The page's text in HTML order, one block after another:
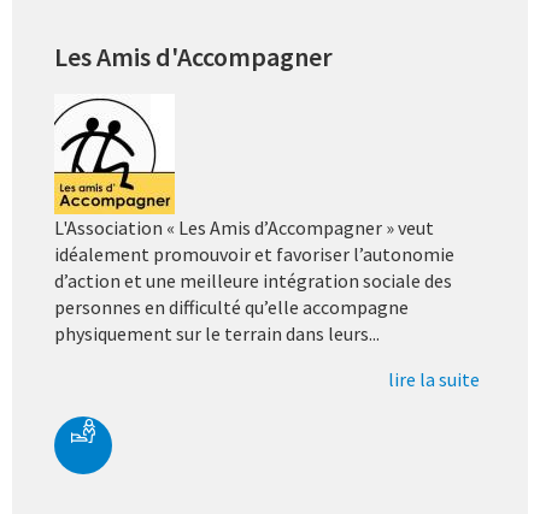
Les Amis d'Accompagner
L'Association « Les Amis d’Accompagner » veut
idéalement promouvoir et favoriser l’autonomie
d’action et une meilleure intégration sociale des
personnes en difficulté qu’elle accompagne
physiquement sur le terrain dans leurs...
lire la suite